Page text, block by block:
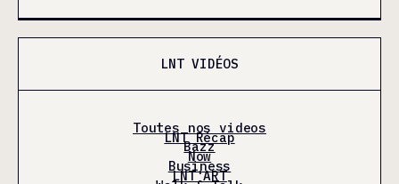
LNT VIDÉOS
Toutes nos videos
LNT Récap
Bazz
Now
Business
LNT'ART